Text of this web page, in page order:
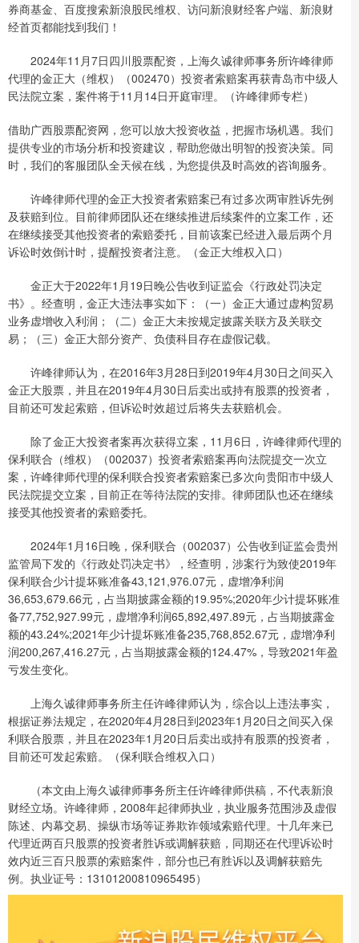
券商基金、百度搜索新浪股民维权、访问新浪财经客户端、新浪财
经首页都能找到我们！
2024年11月7日四川股票配资，上海久诚律师事务所许峰律师
代理的金正大（维权）（002470）投资者索赔案再获青岛市中级人
民法院立案，案件将于11月14日开庭审理。（许峰律师专栏）
借助广西股票配资网，您可以放大投资收益，把握市场机遇。我们
提供专业的市场分析和投资建议，帮助您做出明智的投资决策。同
时，我们的客服团队全天候在线，为您提供及时高效的咨询服务。
许峰律师代理的金正大投资者索赔案已有过多次两审胜诉先例
及获赔到位。目前律师团队还在继续推进后续案件的立案工作，还
在继续接受其他投资者的索赔委托，目前该案已经进入最后两个月
诉讼时效倒计时，提醒投资者注意。（金正大维权入口）
金正大于2022年1月19日晚公告收到证监会《行政处罚决定
书》。经查明，金正大违法事实如下：（一）金正大通过虚构贸易
业务虚增收入利润；（二）金正大未按规定披露关联方及关联交
易；（三）金正大部分资产、负债科目存在虚假记载。
许峰律师认为，在2016年3月28日到2019年4月30日之间买入
金正大股票，并且在2019年4月30日后卖出或持有股票的投资者，
目前还可发起索赔，但诉讼时效超过后将失去获赔机会。
除了金正大投资者案再次获得立案，11月6日，许峰律师代理的
保利联合（维权）（002037）投资者索赔案再向法院提交一次立
案，许峰律师代理的保利联合投资者索赔案已多次向贵阳市中级人
民法院提交立案，目前正在等待法院的安排。律师团队也还在继续
接受其他投资者的索赔委托。
2024年1月16日晚，保利联合（002037）公告收到证监会贵州
监管局下发的《行政处罚决定书》，经查明，涉案行为致使2019年
保利联合少计提坏账准备43,121,976.07元，虚增净利润
36,653,679.66元，占当期披露金额的19.95%;2020年少计提坏账准
备77,752,927.99元，虚增净利润65,892,497.89元，占当期披露金
额的43.24%;2021年少计提坏账准备235,768,852.67元，虚增净利
润200,267,416.27元，占当期披露金额的124.47%，导致2021年盈
亏发生变化。
上海久诚律师事务所主任许峰律师认为，综合以上违法事实，
根据证券法规定，在2020年4月28日到2023年1月20日之间买入保
利联合股票，并且在2023年1月20日后卖出或持有股票的投资者，
目前还可发起索赔。（保利联合维权入口）
（本文由上海久诚律师事务所主任许峰律师供稿，不代表新浪
财经立场。许峰律师，2008年起律师执业，执业服务范围涉及虚假
陈述、内幕交易、操纵市场等证券欺诈领域索赔代理。十几年来已
代理近两百只股票的投资者胜诉或调解获赔，同期还在代理诉讼时
效内近三百只股票的索赔案件，部分也已有胜诉以及调解获赔先
例。执业证号：13101200810965495）